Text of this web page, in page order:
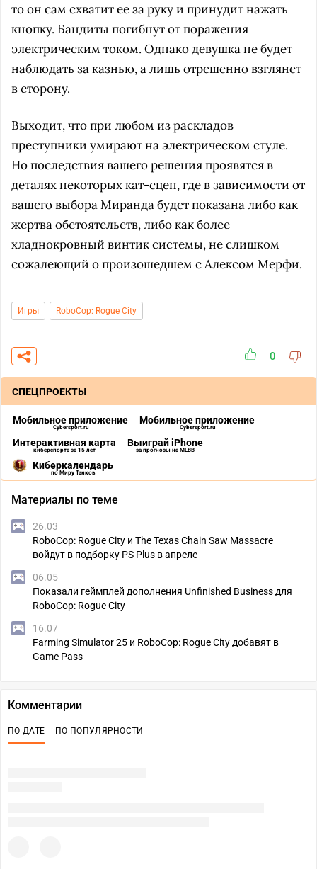
то он сам схватит ее за руку и принудит нажать
кнопку. Бандиты погибнут от поражения
электрическим током. Однако девушка не будет
наблюдать за казнью, а лишь отрешенно взглянет
в сторону.
Выходит, что при любом из раскладов
преступники умирают на электрическом стуле.
Но последствия вашего решения проявятся в
деталях некоторых кат-сцен, где в зависимости от
вашего выбора Миранда будет показана либо как
жертва обстоятельств, либо как более
хладнокровный винтик системы, не слишком
сожалеющий о произошедшем с Алексом Мерфи.
Игры RoboCop: Rogue City
0
СПЕЦПРОЕКТЫ
Мобильное приложение
Cybersport.ru
Мобильное приложение
Cybersport.ru
Интерактивная карта
киберспорта за 15 лет
Выиграй iPhone
за прогнозы на MLBB
Киберкалендарь
по Миру Танков
Материалы по теме
26.03
RoboCop: Rogue City и The Texas Chain Saw Massacre
войдут в подборку PS Plus в апреле
06.05
Показали геймплей дополнения Unfinished Business для
RoboCop: Rogue City
16.07
Farming Simulator 25 и RoboCop: Rogue City добавят в
Game Pass
Комментарии
ПО ДАТЕ ПО ПОПУЛЯРНОСТИ